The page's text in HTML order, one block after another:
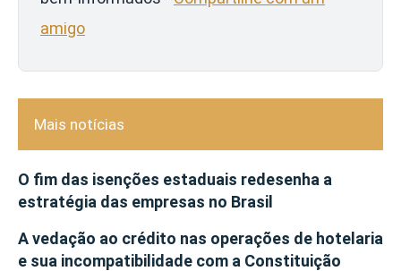
amigo
Mais notícias
O fim das isenções estaduais redesenha a
estratégia das empresas no Brasil
A vedação ao crédito nas operações de hotelaria
e sua incompatibilidade com a Constituição